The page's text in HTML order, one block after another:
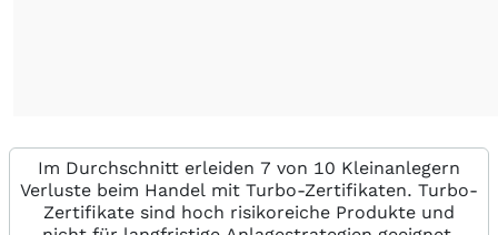
Im Durchschnitt erleiden 7 von 10 Kleinanlegern
Verluste beim Handel mit Turbo-Zertifikaten. Turbo-
Zertifikate sind hoch risikoreiche Produkte und